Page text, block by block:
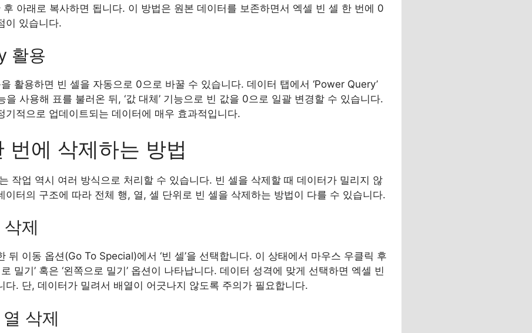
후 아래로 복사하면 됩니다. 이 방법은 원본 데이터를 보존하면서 엑셀 빈 셀 한 번에 0
이 있습니다.
활용
활용하면 빈 셀을 자동으로 0으로 바꿀 수 있습니다. 데이터 탭에서 ‘Power Query’
을 사용해 표를 불러온 뒤, ‘값 대체’ 기능으로 빈 값을 0으로 일괄 변경할 수 있습니다.
기적으로 업데이트되는 데이터에 매우 효과적입니다.
번에 삭제하는 방법
작업 역시 여러 방식으로 처리할 수 있습니다. 빈 셀을 삭제할 때 데이터가 밀리지 않
이터의 구조에 따라 전체 행, 열, 셀 단위로 빈 셀을 삭제하는 방법이 다를 수 있습니다.
제
뒤 이동 옵션(Go To Special)에서 ‘빈 셀’을 선택합니다. 이 상태에서 마우스 우클릭 후
로 밀기’ 혹은 ‘왼쪽으로 밀기’ 옵션이 나타납니다. 데이터 성격에 맞게 선택하면 엑셀 빈
다. 단, 데이터가 밀려서 배열이 어긋나지 않도록 주의가 필요합니다.
삭제